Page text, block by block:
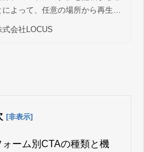
によって、任意の場所から再生さ
たり、表示スタイルを変えること
式会社LOCUS
[非表示]
ーム別CTAの種類と機